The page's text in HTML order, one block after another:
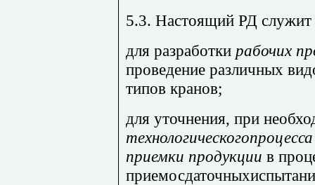
5.3. Настоящий РД служит
для разработки рабочих
проведение различных
типов кранов;
для уточнения, при
приемки продукции в